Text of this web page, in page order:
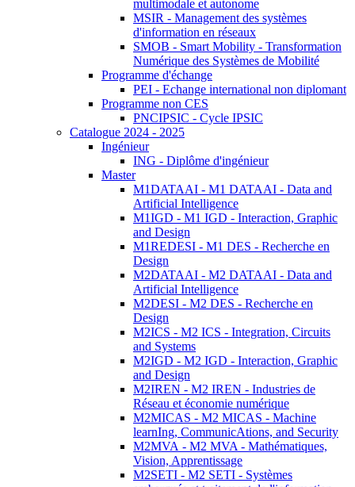
multimodale et autonome
MSIR - Management des systèmes
d'information en réseaux
SMOB - Smart Mobility - Transformation
Numérique des Systèmes de Mobilité
Programme d'échange
PEI - Echange international non diplomant
Programme non CES
PNCIPSIC - Cycle IPSIC
Catalogue 2024 - 2025
Ingénieur
ING - Diplôme d'ingénieur
Master
M1DATAAI - M1 DATAAI - Data and
Artificial Intelligence
M1IGD - M1 IGD - Interaction, Graphic
and Design
M1REDESI - M1 DES - Recherche en
Design
M2DATAAI - M2 DATAAI - Data and
Artificial Intelligence
M2DESI - M2 DES - Recherche en
Design
M2ICS - M2 ICS - Integration, Circuits
and Systems
M2IGD - M2 IGD - Interaction, Graphic
and Design
M2IREN - M2 IREN - Industries de
Réseau et économie numérique
M2MICAS - M2 MICAS - Machine
learnIng, CommunicAtions, and Security
M2MVA - M2 MVA - Mathématiques,
Vision, Apprentissage
M2SETI - M2 SETI - Systèmes